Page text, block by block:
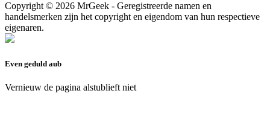
Copyright © 2026 MrGeek - Geregistreerde namen en
handelsmerken zijn het copyright en eigendom van hun respectieve
eigenaren.
Even geduld aub
Vernieuw de pagina alstublieft niet